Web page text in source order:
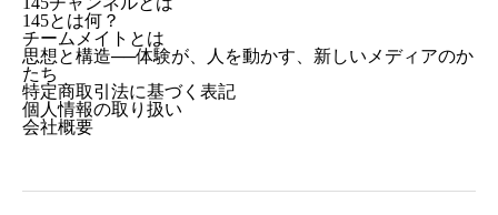
145とは何？
チームメイトとは
思想と構造──体験が、人を動かす、新しいメディアのか
たち
特定商取引法に基づく表記
個人情報の取り扱い
会社概要